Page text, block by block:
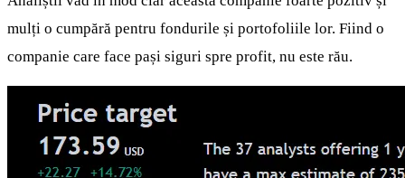
mulți o cumpără pentru fondurile și portofoliile lor. Fiind o
companie care face pași siguri spre profit, nu este rău.